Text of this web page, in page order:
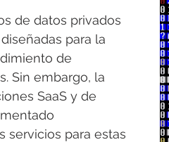
de datos privados
para la
de
Sin embargo, la
SaaS y de
servicios para estas